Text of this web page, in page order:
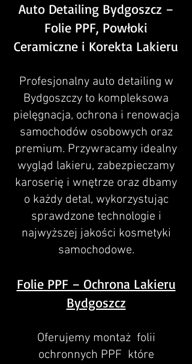
Auto Detailing Bydgoszcz –
Folie PPF, Powłoki
Ceramiczne i Korekta Lakieru
Profesjonalny auto detailing w
Bydgoszczy to kompleksowa
pielęgnacja, ochrona i renowacja
samochodów osobowych oraz
premium. Przywracamy idealny
wygląd lakieru, zabezpieczamy
karoserię i wnętrze oraz dbamy
o każdy detal, wykorzystując
sprawdzone technologie i
najwyższej jakości kosmetyki
samochodowe.
Folie PPF – Ochrona Lakieru
Bydgoszcz
Oferujemy montaż folii
ochronnych PPF które